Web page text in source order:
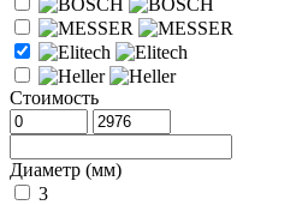
Стоимость
Диаметр (мм)
3